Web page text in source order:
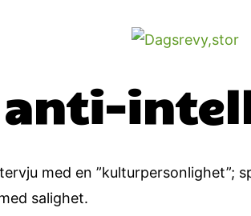
med en ”kulturpersonlighet”;
salighet.